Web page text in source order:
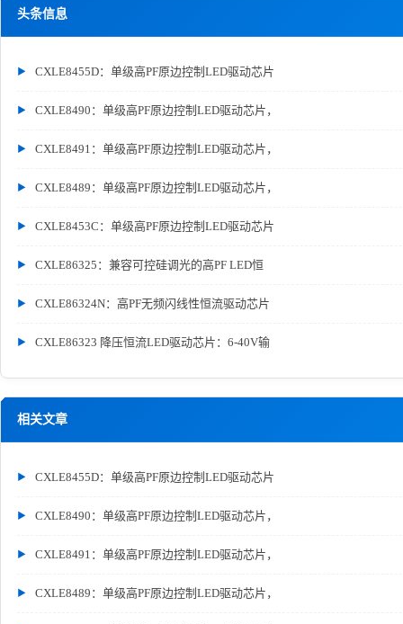
头条信息
CXLE8455D：单级高PF原边控制LED驱动芯片
CXLE8490：单级高PF原边控制LED驱动芯片，
CXLE8491：单级高PF原边控制LED驱动芯片，
CXLE8489：单级高PF原边控制LED驱动芯片，
CXLE8453C：单级高PF原边控制LED驱动芯片
CXLE86325：兼容可控硅调光的高PF LED恒
CXLE86324N：高PF无频闪线性恒流驱动芯片
CXLE86323 降压恒流LED驱动芯片：6-40V输
相关文章
CXLE8455D：单级高PF原边控制LED驱动芯片
CXLE8490：单级高PF原边控制LED驱动芯片，
CXLE8491：单级高PF原边控制LED驱动芯片，
CXLE8489：单级高PF原边控制LED驱动芯片，